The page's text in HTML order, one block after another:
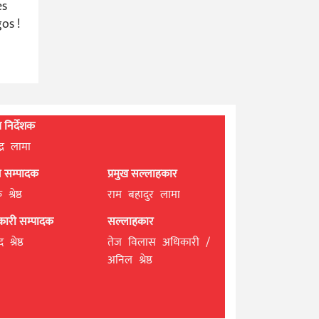
!
निर्देशक
लामा
सम्पादक
सम्पादक
श्रेष्ठ
प्रमुख सल्लाहकार
राम बहादुर लामा
सल्लाहकार
तेज विलास अधिकारी /
अनिल श्रेष्ठ